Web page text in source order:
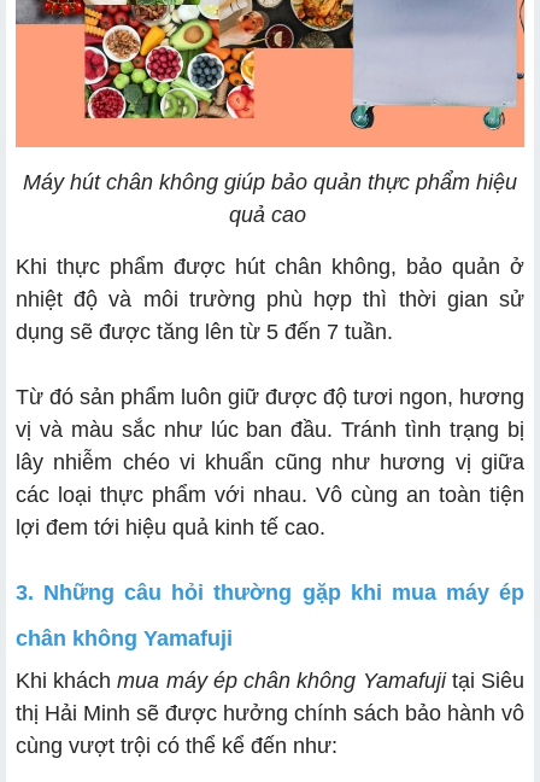
Máy hút chân không giúp bảo quản thực phẩm hiệu
quả cao
Khi thực phẩm được hút chân không, bảo quản ở
nhiệt độ và môi trường phù hợp thì thời gian sử
dụng sẽ được tăng lên từ 5 đến 7 tuần.
Từ đó sản phẩm luôn giữ được độ tươi ngon, hương
vị và màu sắc như lúc ban đầu. Tránh tình trạng bị
lây nhiễm chéo vi khuẩn cũng như hương vị giữa
các loại thực phẩm với nhau. Vô cùng an toàn tiện
lợi đem tới hiệu quả kinh tế cao.
3. Những câu hỏi thường gặp khi mua máy ép
chân không Yamafuji
Khi khách mua máy ép chân không Yamafujitại Siêu
thị Hải Minh sẽ được hưởng chính sách bảo hành vô
cùng vượt trội có thể kể đến như: